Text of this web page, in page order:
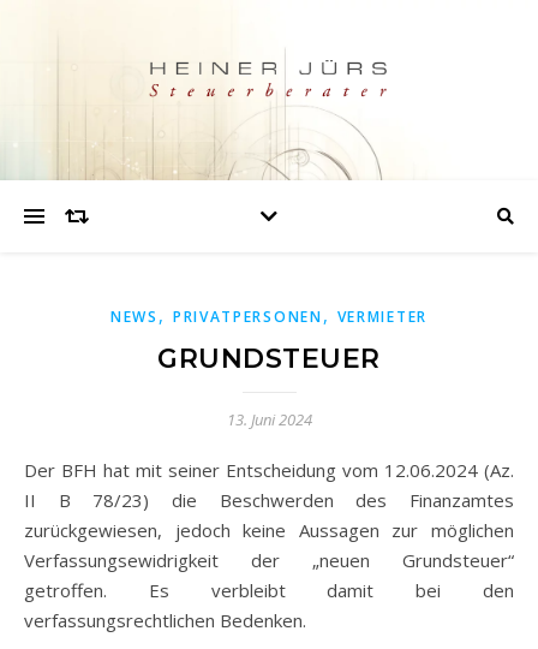
NEWS , PRIVATPERSONEN, VERMIETER
GRUNDSTEUER
13. Juni 2024
Der BFH hat mit seiner Entscheidung vom 12.06.2024 (Az.
II B 78/23) die Beschwerden des Finanzamtes
zurückgewiesen, jedoch keine Aussagen zur möglichen
Verfassungsewidrigkeit der „neuen Grundsteuer“
getroffen. Es verbleibt damit bei den
verfassungsrechtlichen Bedenken.